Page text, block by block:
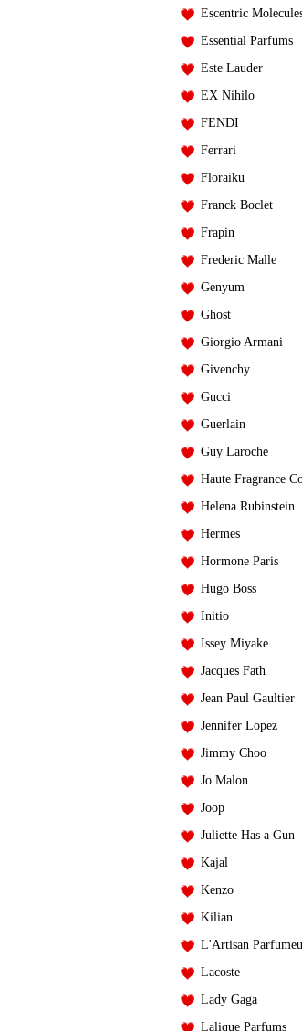
Escentric
Essential Parfums
Este Lauder
EX Nihilo
FENDI
Ferrari
Floraiku
Franck Boclet
Frapin
Frederic Malle
Genyum
Ghost
Giorgio Armani
Givenchy
Gucci
Guerlain
Guy Laroche
Haute Fragrance
Helena Rubinstein
Hermes
Hormone Paris
Hugo Boss
Initio
Issey Miyake
Jacques Fath
Jean Paul Gaultier
Jennifer Lopez
Jimmy Choo
Jo Malon
Joop
Juliette Has a Gun
Kajal
Kenzo
Kilian
L'Artisan
Lacoste
Lady Gaga
Lalique Parfums